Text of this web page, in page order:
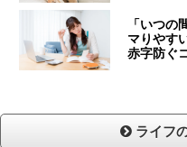
「いつ
マりやす
赤字防ぐ
ライフ